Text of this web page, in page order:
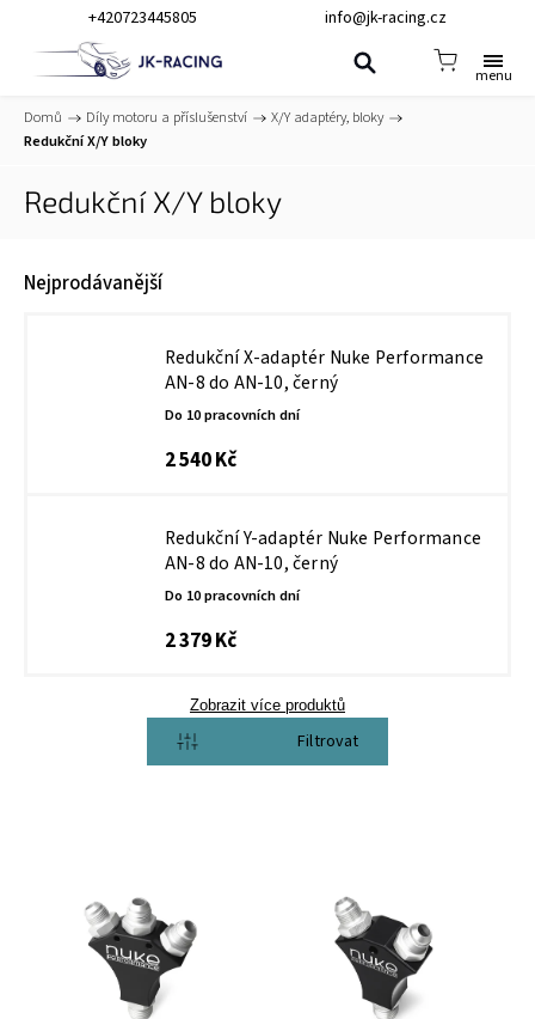
+420723445805 info@jk-racing.cz
Domů / Díly motoru a příslušenství / X/Y adaptéry, bloky /
Redukční X/Y bloky
Redukční X/Y bloky
Nejprodávanější
Redukční X-adaptér Nuke Performance
AN-8 do AN-10, černý
Do 10 pracovních dní
2 540 Kč
Redukční Y-adaptér Nuke Performance
AN-8 do AN-10, černý
Do 10 pracovních dní
2 379 Kč
Zobrazit více produktů
Otevřít filtr